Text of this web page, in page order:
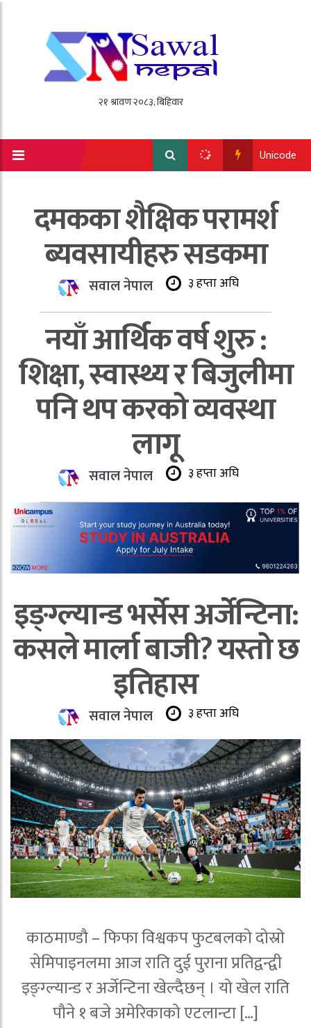
Unicode
दमकका शैक्षिक परामर्श
ब्यवसायीहरु सडकमा
सवाल नेपाल ३ हप्ता अघि
नयाँ आर्थिक वर्ष शुरु :
शिक्षा, स्वास्थ्य र बिजुलीमा
पनि थप करको व्यवस्था
लागू
सवाल नेपाल ३ हप्ता अघि
इङ्ग्ल्यान्ड भर्सेस अर्जेन्टिना:
कसले मार्ला बाजी? यस्तो छ
इतिहास
सवाल नेपाल ३ हप्ता अघि
काठमाण्डाै – फिफा विश्वकप फुटबलको दोस्रो
सेमिपाइनलमा आज राति दुई पुराना प्रतिद्वन्द्वी
इङ्ग्ल्यान्ड र अर्जेन्टिना खेल्दैछन् । यो खेल राति
पौने १ बजे अमेरिकाको एटलान्टा […]